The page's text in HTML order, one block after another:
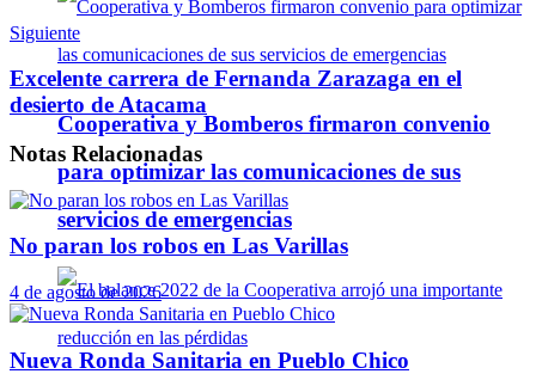
Cooperativa y Bomberos firmaron convenio
para optimizar las comunicaciones de sus
servicios de emergencias
Siguiente
Excelente carrera de Fernanda Zarazaga en el
desierto de Atacama
Notas Relacionadas
No paran los robos en Las Varillas
4 de agosto de 2026
Nueva Ronda Sanitaria en Pueblo Chico